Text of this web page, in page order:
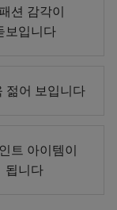
션 감각이
보입니다
젊어 보입니다
트 아이템이
됩니다